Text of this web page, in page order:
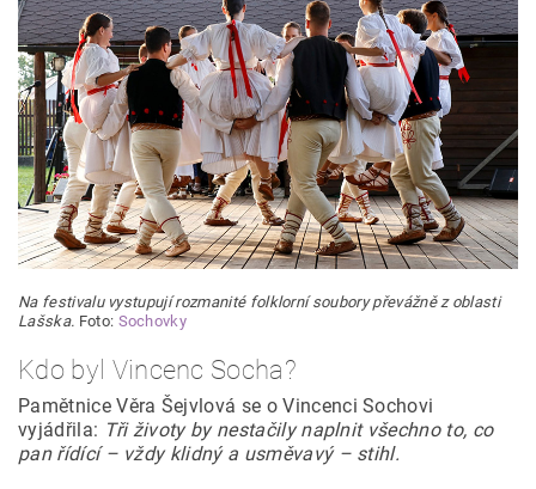
Na festivalu vystupují rozmanité folklorní soubory převážně z oblasti
Lašska. Foto: Sochovky
Kdo byl Vincenc Socha?
Pamětnice Věra Šejvlová se o Vincenci Sochovi
vyjádřila: Tři životy by nestačily naplnit všechno to, co
pan řídící – vždy klidný a usměvavý – stihl.